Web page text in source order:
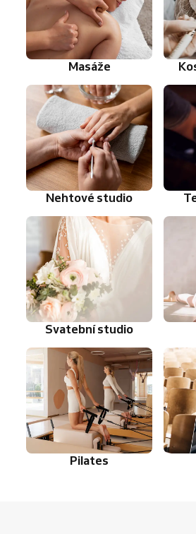
Masáže
Nehtové studio
Svatební studio
Pilates